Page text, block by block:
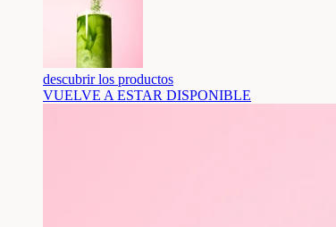
descubrir los productos
VUELVE A ESTAR DISPONIBLE